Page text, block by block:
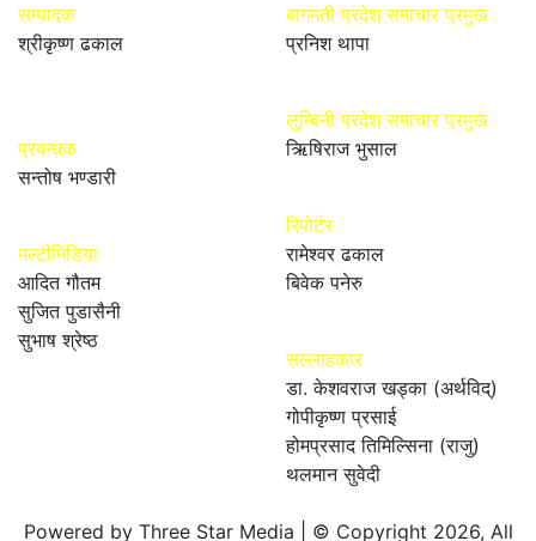
सम्पादक
श्रीकृष्ण ढकाल
प्रबन्धक
सन्तोष भण्डारी
मल्टीमिडिया
आदित गौतम
सुजित पुडासैनी
सुभाष श्रेष्ठ
बागमती प्रदेश समाचार प्रमुख
प्रनिश थापा
लुम्बिनी प्रदेश समाचार प्रमुख
ऋिषिराज भुसाल
रिपोर्टर
रामेश्वर ढकाल
बिवेक पनेरु
सल्लाहकार
डा. केशवराज खड्का (अर्थविद्)
गोपीकृष्ण प्रसाई
होमप्रसाद तिमिल्सिना (राजु)
थलमान सुवेदी
Powered by Three Star Media | © Copyright 2026, All